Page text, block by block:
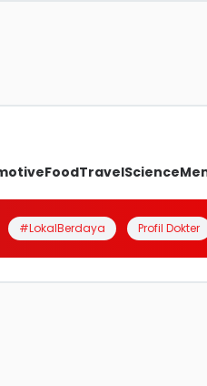
FoodTravelScience
#LokalBerdaya Profil Dokter